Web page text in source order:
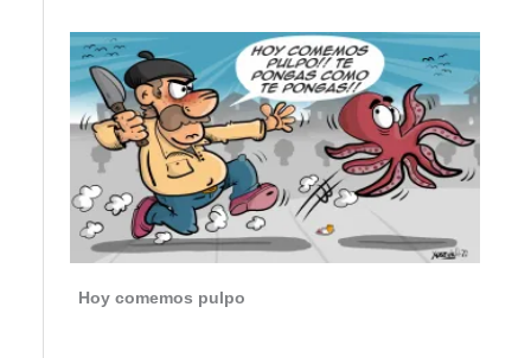
Hoy comemos pulpo